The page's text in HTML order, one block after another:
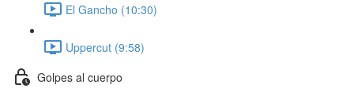
El Gancho (10:30)
Uppercut (9:58)
Golpes al cuerpo